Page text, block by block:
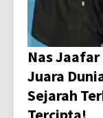
Nas
Juara
Sejarah